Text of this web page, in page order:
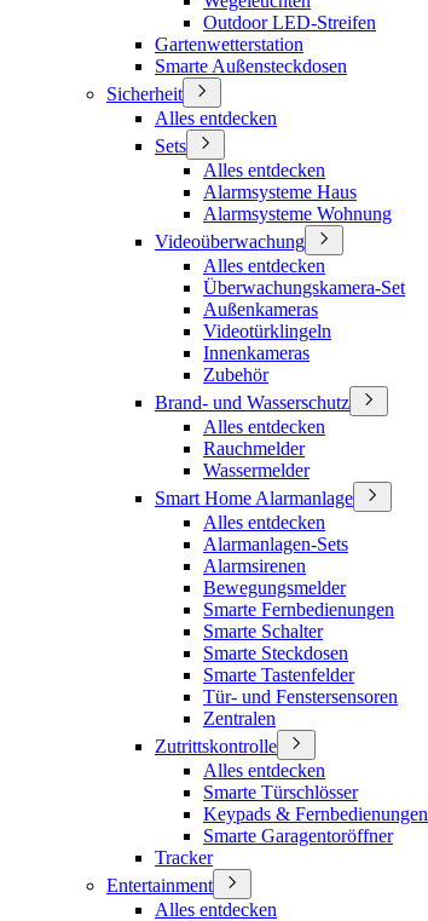
Outdoor LED-Streifen
Gartenwetterstation
Smarte Außensteckdosen
Sicherheit
Alles entdecken
Sets
Alles entdecken
Alarmsysteme Haus
Alarmsysteme Wohnung
Videoüberwachung
Alles entdecken
Überwachungskamera-Set
Außenkameras
Videotürklingeln
Innenkameras
Zubehör
Brand- und Wasserschutz
Alles entdecken
Rauchmelder
Wassermelder
Smart Home Alarmanlage
Alles entdecken
Alarmanlagen-Sets
Alarmsirenen
Bewegungsmelder
Smarte Fernbedienungen
Smarte Schalter
Smarte Steckdosen
Smarte Tastenfelder
Tür- und Fenstersensoren
Zentralen
Zutrittskontrolle
Alles entdecken
Smarte Türschlösser
Keypads & Fernbedienungen
Smarte Garagentoröffner
Tracker
Entertainment
Alles entdecken